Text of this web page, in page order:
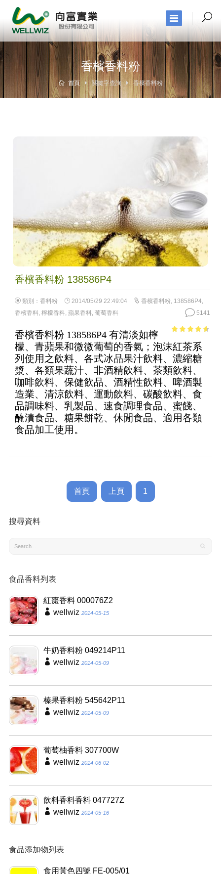
香檳香料粉
首頁 關鍵字查詢 香檳香料粉
香檳香料粉 138586P4
類別： 香料粉 2014/05/29 22:49:04 香檳香料粉, 138586P4,
香檳香料, 檸檬香料, 蘋果香料, 葡萄香料 5141
of 5
香檳香料粉 138586P4 有清淡如檸
檬、青蘋果和微微葡萄的香氣；泡沫紅茶系
列使用之飲料、各式冰品果汁飲料、濃縮糖
漿、各類果蔬汁、非酒精飲料、茶類飲料、
咖啡飲料、保健飲品、酒精性飲料、啤酒製
造業、清涼飲料、運動飲料、碳酸飲料、食
品調味料、乳製品、速食調理食品、蜜餞、
醃漬食品、糖果餅乾、休閒食品、適用各類
食品加工使用。
首頁 上頁 1
搜尋資料
食品香料列表
紅棗香料 000076Z2
wellwiz 2014-05-15
牛奶香料粉 049214P11
wellwiz 2014-05-09
榛果香料粉 545642P11
wellwiz 2014-05-09
葡萄柚香料 307700W
wellwiz 2014-06-02
飲料香料香料 047727Z
wellwiz 2014-05-16
食品添加物列表
食用黃色四號 FE-005/01